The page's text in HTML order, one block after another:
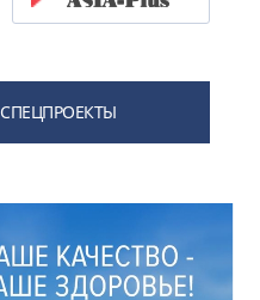
СПЕЦПРОЕКТЫ